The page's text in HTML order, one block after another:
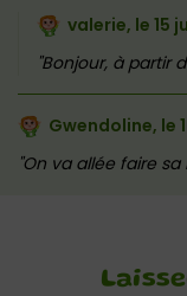
valerie, le 15
Bonjour, à partir
Gwendoline, le
On va allée faire